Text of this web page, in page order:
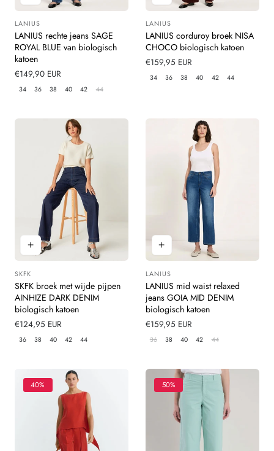
Leverancier:
LANIUS
LANIUS rechte jeans SAGE
ROYAL BLUE van biologisch
katoen
Normale
prijs
€149,90 EUR
34 36 38 40 42 44
Leverancier:
LANIUS
LANIUS corduroy broek NISA
CHOCO biologisch katoen
Normale
prijs
€159,95 EUR
34 36 38 40 42 44
Leverancier:
SKFK
SKFK broek met wijde pijpen
AINHIZE DARK DENIM
biologisch katoen
Normale
prijs
€124,95 EUR
36 38 40 42 44
Leverancier:
LANIUS
LANIUS mid waist relaxed
jeans GOIA MID DENIM
biologisch katoen
Normale
prijs
€159,95 EUR
36 38 40 42 44
40% 50%